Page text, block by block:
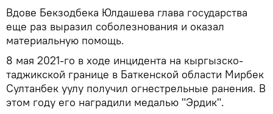
Вдове Бекзодбека Юлдашева глава государства
еще раз выразил соболезнования и оказал
материальную помощь.
8 мая 2021-го в ходе инцидента на кыргызско-
таджикской границе в Баткенской области Мирбек
Султанбек уулу получил огнестрельные ранения. В
этом году его наградили медалью "Эрдик".